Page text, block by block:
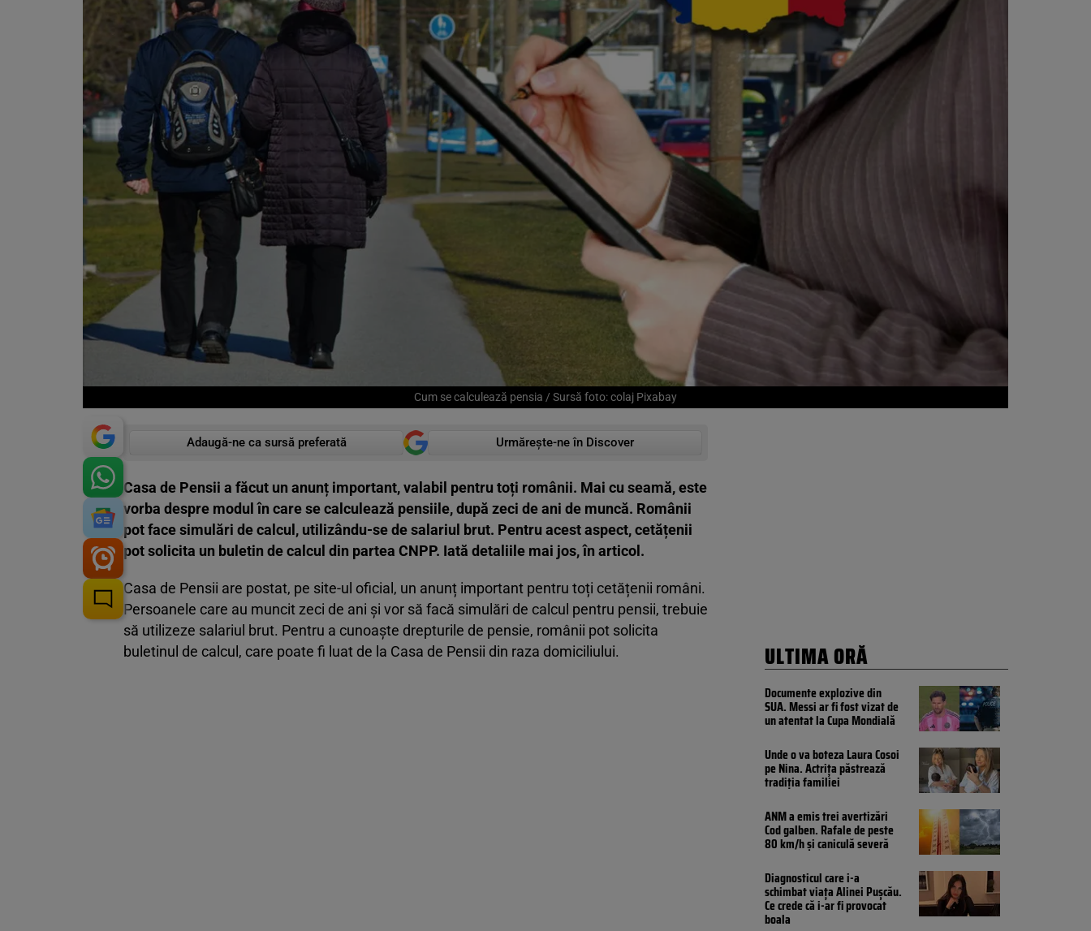
Cum se calculează pensia / Sursă foto: colaj Pixabay
Adaugă-ne ca sursă preferată Urmărește-ne în Discover
Casa de Pensii a făcut un anunț important, valabil pentru toți românii. Mai cu seamă, este
vorba despre modul în care se calculează pensiile, după zeci de ani de muncă. Românii
pot face simulări de calcul, utilizându-se de salariul brut. Pentru acest aspect, cetățenii
pot solicita un buletin de calcul din partea CNPP. Iată detaliile mai jos, în articol.
Casa de Pensii are postat, pe site-ul oficial, un anunț important pentru toți cetățenii români.
Persoanele care au muncit zeci de ani și vor să facă simulări de calcul pentru pensii, trebuie
să utilizeze salariul brut. Pentru a cunoaște drepturile de pensie, românii pot solicita
buletinul de calcul, care poate fi luat de la Casa de Pensii din raza domiciliului.
ULTIMA ORĂ
Documente explozive din
SUA. Messi ar fi fost vizat de
un atentat la Cupa Mondială
Unde o va boteza Laura Cosoi
pe Nina. Actrița păstrează
tradiția familiei
ANM a emis trei avertizări
Cod galben. Rafale de peste
80 km/h și caniculă severă
Diagnosticul care i-a
schimbat viața Alinei Pușcău.
Ce crede că i-ar fi provocat
boala